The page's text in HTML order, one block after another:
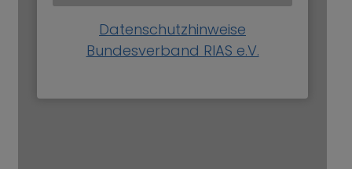
Datenschutzhinweise
Bundesverband RIAS e.V.